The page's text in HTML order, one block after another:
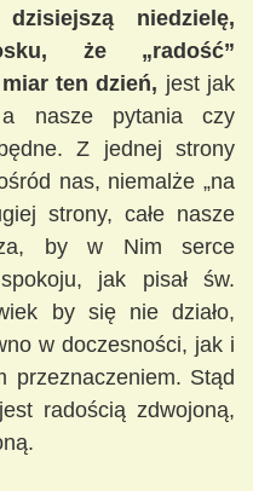
niedzielę,
że „radość”
ten dzień, jest jak
a nasze pytania czy
Z jednej strony
nas, niemalże „na
strony, całe nasze
by w Nim serce
jak pisał św.
by się nie działo,
w doczesności, jak i
przeznaczeniem. Stąd
jest radością zdwojoną,